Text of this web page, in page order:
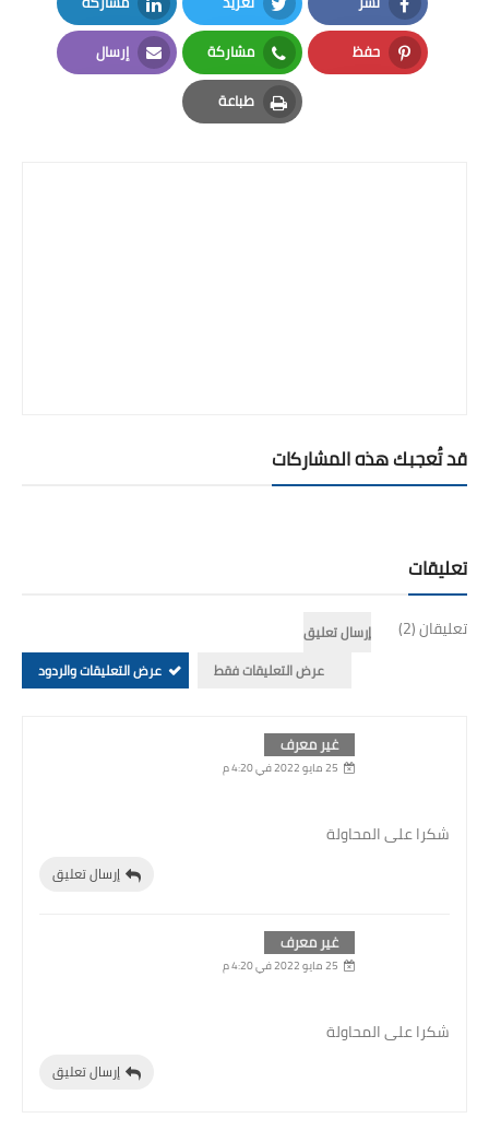
Facebook
Twitter
LinkedIn
حفظ
Pinterest
مشاركة
Whatsapp
إرسال
Email
طباعة
Print
قد تُعجبك هذه المشاركات
تعليقات
تعليقان (2)
إرسال تعليق
عرض التعليقات فقط
عرض التعليقات والردود
غير معرف
25 مايو 2022 في 4:20 م
شكرا على المحاولة
إرسال تعليق
غير معرف
25 مايو 2022 في 4:20 م
شكرا على المحاولة
إرسال تعليق